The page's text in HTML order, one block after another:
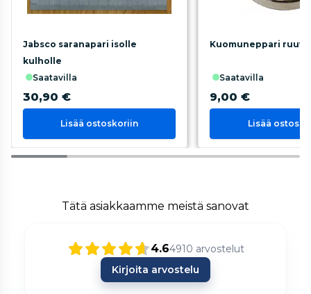
Jabsco saranapari isolle
kulholle
saatavilla
30,90 €
Lisää ostoskoriin
Kuomuneppari
saatavilla
9,00 €
Lisää
Tätä asiakkaamme meistä sanovat
4.64910 arvostelut
Kirjoita arvostelu